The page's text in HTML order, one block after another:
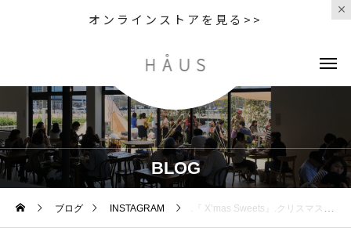
オンラインストアを見る>>
BLOG
ブログ INSTAGRAM .『 X’mas Sweets』.クリスマスムードを感じられる季節になりましたね。HÅUSでは今年もクリスマスにちなんだお菓子を種類豊富にご用意しました.クリスマスの風物詩としても昔から愛されるキャンディケーン、ノスタルジーなデザインのお菓子缶、ギフトにぴったりのアソートボックスなどなど…。.チョコレートやクッキー、キャンディなどを中心に、クリスマス限定デザインのお菓子をご用意見ているだけでも気分が上がるお菓子たちをどうぞお見逃しなく◎.#christmas#クリスマスお菓子#エイム#伊藤軒#haus #haus_matsue #hausmatsue #松江カフェ #島根カフェ #松江旅行#島根旅行#松江 #島根 #山陰